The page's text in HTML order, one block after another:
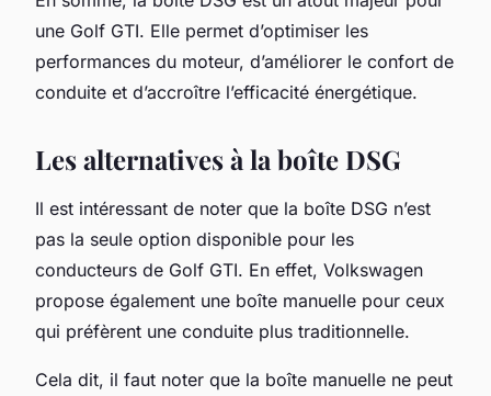
une Golf GTI. Elle permet d’optimiser les
performances du moteur, d’améliorer le confort de
conduite et d’accroître l’efficacité énergétique.
Les alternatives à la boîte DSG
Il est intéressant de noter que la boîte DSG n’est
pas la seule option disponible pour les
conducteurs de Golf GTI. En effet, Volkswagen
propose également une boîte manuelle pour ceux
qui préfèrent une conduite plus traditionnelle.
Cela dit, il faut noter que la boîte manuelle ne peut